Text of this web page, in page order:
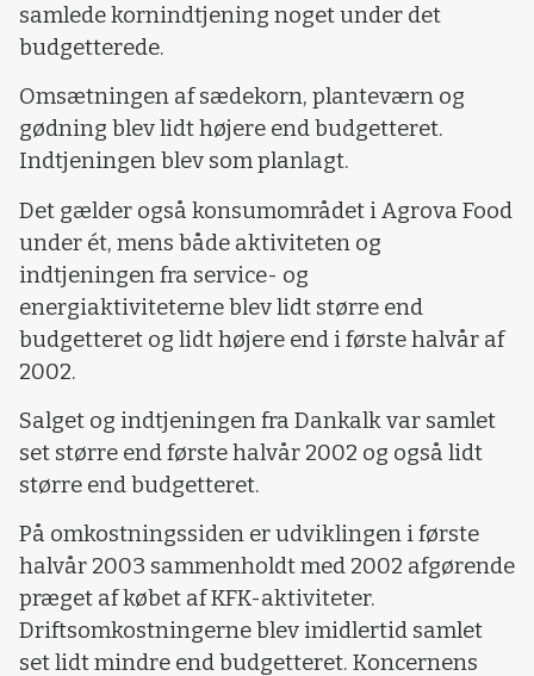
samlede kornindtjening noget under det
budgetterede.
Omsætningen af sædekorn, planteværn og
gødning blev lidt højere end budgetteret.
Indtjeningen blev som planlagt.
Det gælder også konsumområdet i Agrova Food
under ét, mens både aktiviteten og
indtjeningen fra service- og
energiaktiviteterne blev lidt større end
budgetteret og lidt højere end i første halvår af
2002.
Salget og indtjeningen fra Dankalk var samlet
set større end første halvår 2002 og også lidt
større end budgetteret.
På omkostningssiden er udviklingen i første
halvår 2003 sammenholdt med 2002 afgørende
præget af købet af KFK-aktiviteter.
Driftsomkostningerne blev imidlertid samlet
set lidt mindre end budgetteret. Koncernens